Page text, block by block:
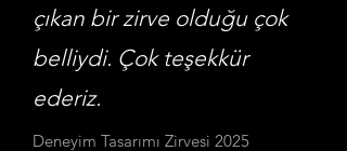
çıkan bir zirve olduğu çok
belliydi. Çok teşekkür
ederiz.
Deneyim Tasarımı Zirvesi 2025